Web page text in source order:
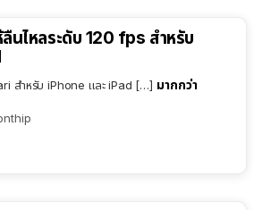
นไหลระดับ 120 fps สำหรับ
สำหรับ iPhone และ iPad […] มากกว่า